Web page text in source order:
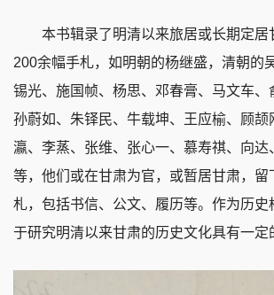
本书辑录了明清以来旅居或长期定居
200余幅手札，如明朝的杨继盛，清朝的
锡光、施国帧、杨思、邓春膏、马文车、
孙蔚如、朱铎民、牛载坤、王应榆、顾颉
瀛、李蒸、张维、张心一、慕寿祺、向达
等，他们或在甘肃为官，或暂居甘肃，留
札，包括书信、公文、履历等。作为历史
于研究明清以来甘肃的历史文化具有一定